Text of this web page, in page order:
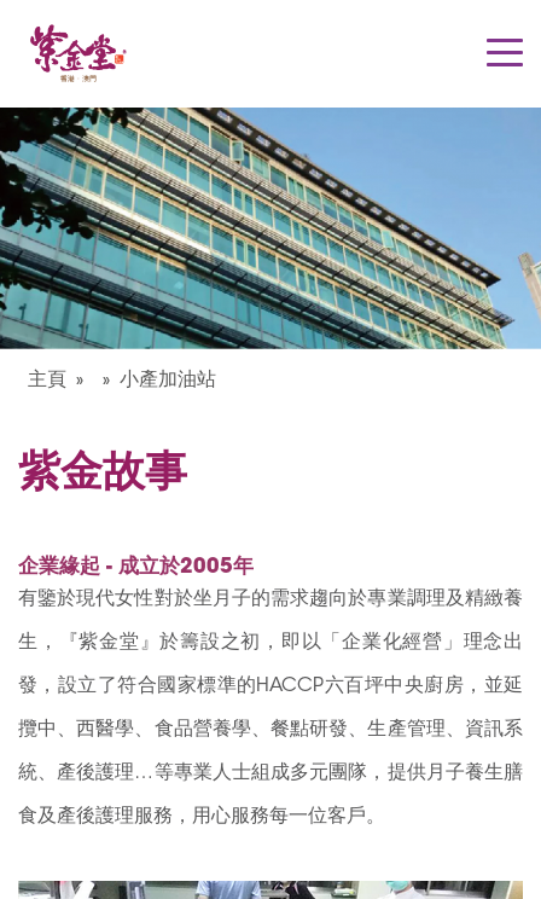
主頁 小產加油站
紫金故事
企業緣起 - 成立於2005年
有鑒於現代女性對於坐月子的需求趨向於專業調理及精緻養
生，『紫金堂』於籌設之初，即以「企業化經營」理念出
發，設立了符合國家標準的HACCP六百坪中央廚房，並延
攬中、西醫學、食品營養學、餐點研發、生產管理、資訊系
統、產後護理…等專業人士組成多元團隊，提供月子養生膳
食及產後護理服務，用心服務每一位客戶。